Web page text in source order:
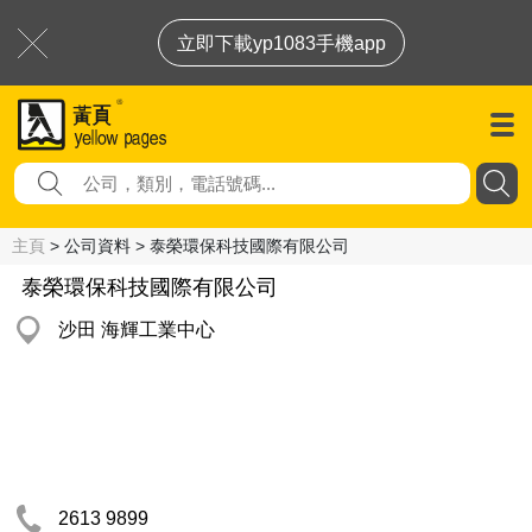
立即下載yp1083手機app
主頁 > 公司資料 > 泰榮環保科技國際有限公司
泰榮環保科技國際有限公司
沙田 海輝工業中心
2613 9899